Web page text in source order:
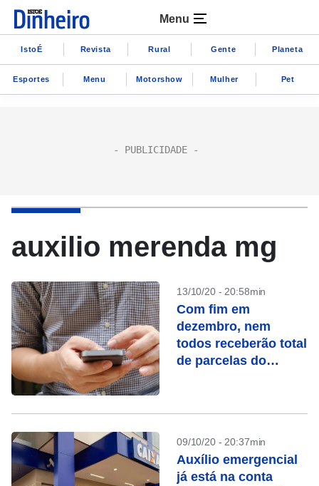
Menu
IstoÉ Revista Rural Gente Planeta
Esportes Menu Motorshow Mulher Pet
auxilio merenda mg
13/10/20 - 20:58min
Com fim em
dezembro, nem
todos receberão total
de parcelas do
09/10/20 - 20:37min
Auxílio emergencial
já está na conta